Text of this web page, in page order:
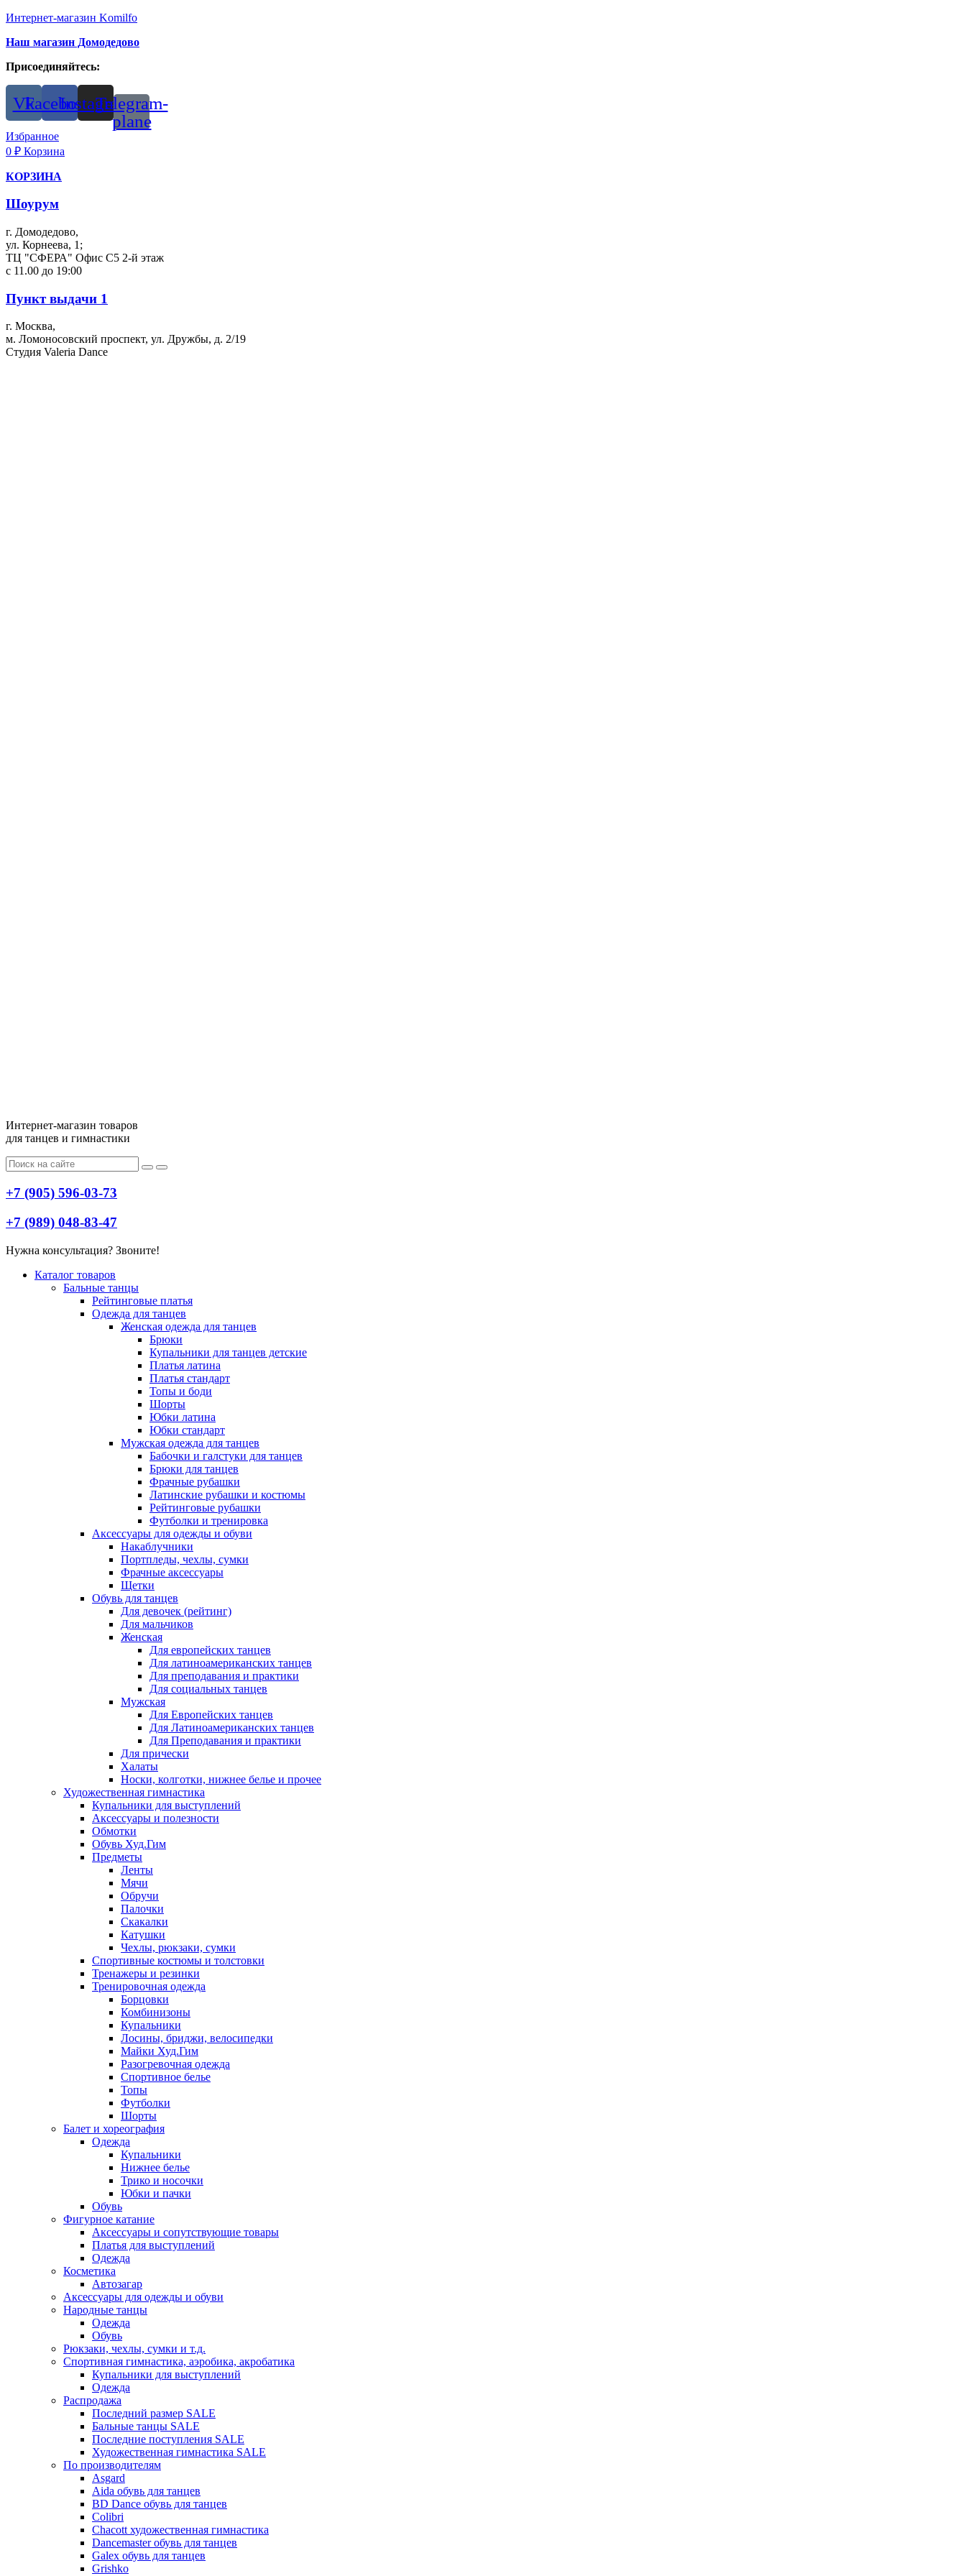
Интернет-магазин Komilfo
Наш магазин Домодедово
Присоединяйтесь:
VkFacebookInstagramTelegram-
plane
Избранное
0 ₽ Корзина
КОРЗИНА
Шоурум
г. Домодедово,
ул. Корнеева, 1;
ТЦ "СФЕРА" Офис С5 2-й этаж
с 11.00 до 19:00
Пункт выдачи 1
г. Москва,
м. Ломоносовский проспект, ул. Дружбы, д. 2/19
Студия Valeria Dance
Интернет-магазин товаров
для танцев и гимнастики
+7 (905) 596-03-73
+7 (989) 048-83-47
Нужна консультация? Звоните!
МенюКаталог товаров
Бальные танцы
Рейтинговые платья
Одежда для танцев
Женская одежда для танцев
Брюки
Купальники для танцев детские
Платья латина
Платья стандарт
Топы и боди
Шорты
Юбки латина
Юбки стандарт
Мужская одежда для танцев
Бабочки и галстуки для танцев
Брюки для танцев
Фрачные рубашки
Латинские рубашки и костюмы
Рейтинговые рубашки
Футболки и тренировка
Аксессуары для одежды и обуви
Накаблучники
Портпледы, чехлы, сумки
Фрачные аксессуары
Щетки
Обувь для танцев
Для девочек (рейтинг)
Для мальчиков
Женская
Для европейских танцев
Для латиноамериканских танцев
Для преподавания и практики
Для социальных танцев
Мужская
Для Европейских танцев
Для Латиноамериканских танцев
Для Преподавания и практики
Для прически
Халаты
Носки, колготки, нижнее белье и прочее
Художественная гимнастика
Купальники для выступлений
Аксессуары и полезности
Обмотки
Обувь Худ.Гим
Предметы
Ленты
Мячи
Обручи
Палочки
Скакалки
Катушки
Чехлы, рюкзаки, сумки
Спортивные костюмы и толстовки
Тренажеры и резинки
Тренировочная одежда
Борцовки
Комбинизоны
Купальники
Лосины, бриджи, велосипедки
Майки Худ.Гим
Разогревочная одежда
Спортивное белье
Топы
Футболки
Шорты
Балет и хореография
Одежда
Купальники
Нижнее белье
Трико и носочки
Юбки и пачки
Обувь
Фигурное катание
Аксессуары и сопутствующие товары
Платья для выступлений
Одежда
Косметика
Автозагар
Аксессуары для одежды и обуви
Народные танцы
Одежда
Обувь
Рюкзаки, чехлы, сумки и т.д.
Спортивная гимнастика, аэробика, акробатика
Купальники для выступлений
Одежда
Распродажа
Последний размер SALE
Бальные танцы SALE
Последние поступления SALE
Художественная гимнастика SALE
По производителям
Asgard
Аida обувь для танцев
BD Dance обувь для танцев
Colibri
Chacott художественная гимнастика
Dancemaster обувь для танцев
Galex обувь для танцев
Grishko